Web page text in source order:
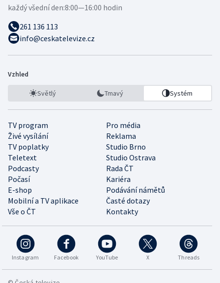
každý všední den:8:00—16:00 hodin
261 136 113
info@ceskatelevize.cz
Vzhled
Světlý Tmavý Systém
TV program
Pro média
Živé vysílání
Reklama
TV poplatky
Studio Brno
Teletext
Studio Ostrava
Podcasty
Rada ČT
Počasí
Kariéra
E-shop
Podávání námětů
Mobilní a TV aplikace
Časté dotazy
Vše o ČT
Kontakty
Instagram Facebook YouTube X Threads